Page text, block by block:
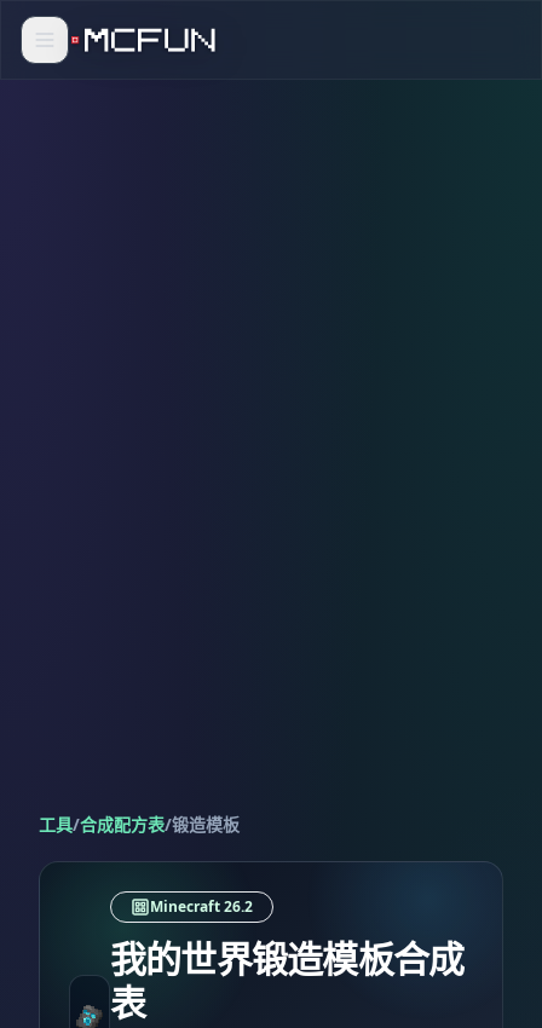
工具/合成配方表/锻造模板
Minecraft 26.2
我的世界锻造模板合成
表